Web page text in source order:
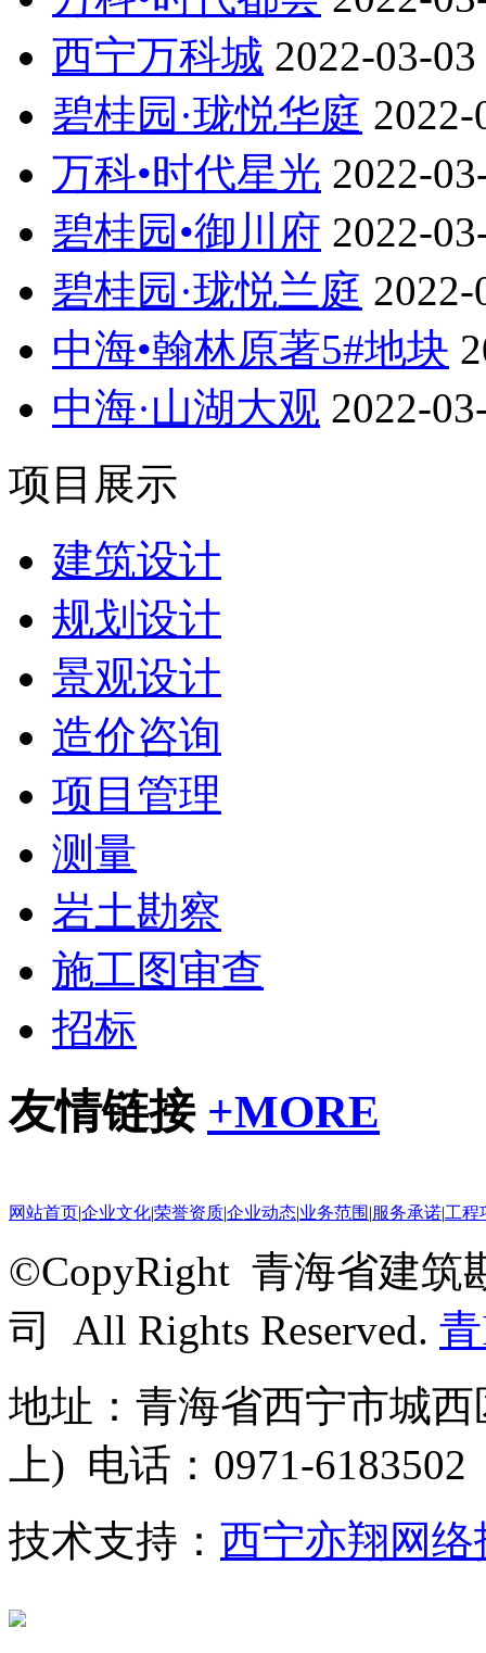
西宁万科城 2022-03-03
碧桂园·珑悦华庭 2022-
万科•时代星光 2022-
碧桂园•御川府 2022-
碧桂园·珑悦兰庭 2022-
中海•翰林原著5#地块
中海·山湖大观 2022-
项目展示
建筑设计
规划设计
景观设计
造价咨询
项目管理
测量
岩土勘察
施工图审查
招标
友情链接 +MORE
网站首页|企业文化|荣誉资质|企业动态|业务范围 |服务承诺|工程
©CopyRight 青海省建筑
司 All Rights Reserved.
地址：青海省西宁市城
上) 电话：0971-6183502
技术支持： 西宁亦翔网